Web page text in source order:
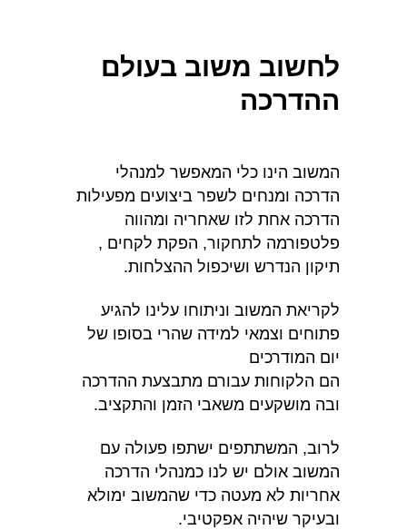
לחשוב משוב בעולם
ההדרכה
המשוב הינו כלי המאפשר למנהלי
הדרכה ומנחים לשפר ביצועים מפעילות
הדרכה אחת לזו שאחריה ומהווה
פלטפורמה לתחקור, הפקת לקחים ,
תיקון הנדרש ושיכפול ההצלחות.
לקריאת המשוב וניתוחו עלינו להגיע
פתוחים וצמאי למידה שהרי בסופו של
יום המודרכים
הם הלקוחות עבורם מתבצעת ההדרכה
ובה מושקעים משאבי הזמן והתקציב.
לרוב, המשתתפים ישתפו פעולה עם
המשוב אולם יש לנו כמנהלי הדרכה
אחריות לא מעטה כדי שהמשוב ימולא
ובעיקר שיהיה אפקטיבי.